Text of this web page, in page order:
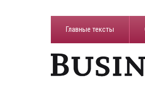
Главные тексты